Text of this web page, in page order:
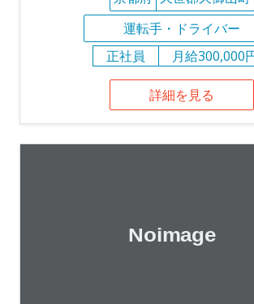
運転手・ドライバー
正社員
月給300,000
詳細を見る